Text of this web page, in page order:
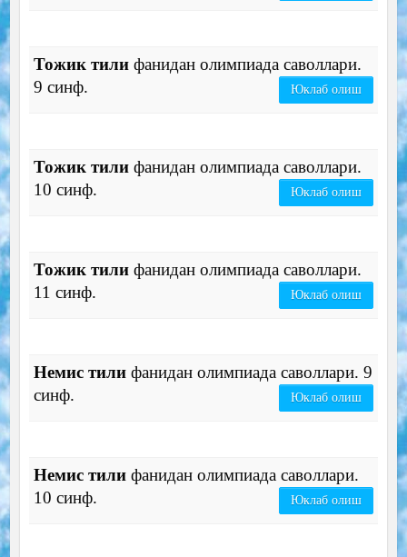
Тожик тилифанидан олимпиада саволлари.
9 синф.
Юклаб олиш
Тожик тилифанидан олимпиада саволлари.
10 синф.
Юклаб олиш
Тожик тилифанидан олимпиада саволлари.
11 синф.
Юклаб олиш
Немис тилифанидан олимпиада саволлари. 9
синф.
Юклаб олиш
Немис тилифанидан олимпиада саволлари.
10 синф.
Юклаб олиш